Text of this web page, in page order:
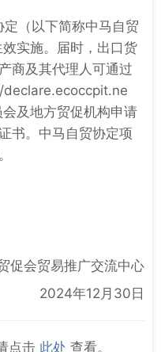
（以下简称中马自贸
实施。届时，出口货
商及其代理人可通过
declare.ecoccpit.ne
及地方贸促机构申请
书。中马自贸协定项
促会贸易推广交流中心
2024年12月30日
点击 此处 查看。